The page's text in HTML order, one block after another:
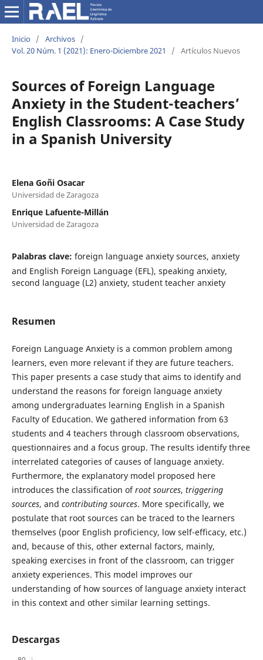
Inicio / Archivos /
Vol. 20 Núm. 1 (2021): Enero-Diciembre 2021
/ Artículos Nuevos
Sources of Foreign Language
Anxiety in the Student-teachers’
English Classrooms: A Case Study
in a Spanish University
Elena Goñi Osacar
Universidad de Zaragoza
Enrique Lafuente-Millán
Universidad de Zaragoza
Palabras clave: foreign language anxiety sources, anxiety
and English Foreign Language (EFL), speaking anxiety,
second language (L2) anxiety, student teacher anxiety
Resumen
Foreign Language Anxiety is a common problem among
learners, even more relevant if they are future teachers.
This paper presents a case study that aims to identify and
understand the reasons for foreign language anxiety
among undergraduates learning English in a Spanish
Faculty of Education. We gathered information from 63
students and 4 teachers through classroom observations,
questionnaires and a focus group. The results identify three
interrelated categories of causes of language anxiety.
Furthermore, the explanatory model proposed here
introduces the classification ofroot sources, triggering
sources, and contributing sources. More specifically, we
postulate that root sources can be traced to the learners
themselves (poor English proficiency, low self-efficacy, etc.)
and, because of this, other external factors, mainly,
speaking exercises in front of the classroom, can trigger
anxiety experiences. This model improves our
understanding of how sources of language anxiety interact
in this context and other similar learning settings.
Descargas